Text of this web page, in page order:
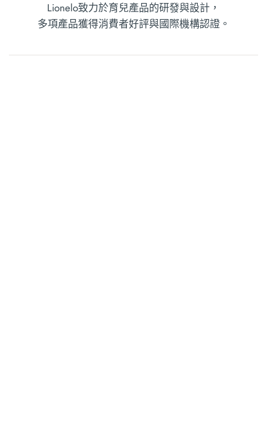
Lionelo致力於育兒產品的研發與設計，
多項產品獲得消費者好評與國際機構認證。